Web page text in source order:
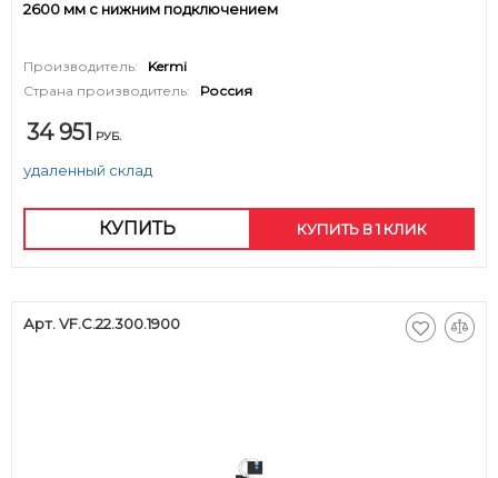
2600 мм с нижним подключением
Производитель:
Kermi
Страна производитель:
Россия
34 951 РУБ.
удаленный склад
КУПИТЬ КУПИТЬ В 1 КЛИК
Арт. VF.C.22.300.1900